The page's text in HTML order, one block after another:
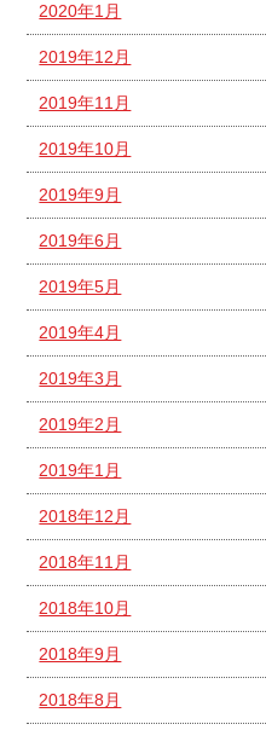
2020年1月
2019年12月
2019年11月
2019年10月
2019年9月
2019年6月
2019年5月
2019年4月
2019年3月
2019年2月
2019年1月
2018年12月
2018年11月
2018年10月
2018年9月
2018年8月